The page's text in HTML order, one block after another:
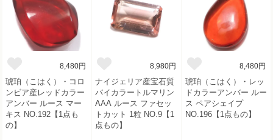
8,480円
琥珀（こはく）・コロ
ンビア産レッドカラー
アンバー ルース マー
キス NO.192【1点も
の】
8,980円
ナイジェリア産宝石質
バイカラートルマリン
AAA ルース ファセッ
トカット 1粒 NO.9【1
点もの】
8,480円
琥珀（こはく）・レッ
ドカラーアンバー ルー
ス ペアシェイプ
NO.196【1点もの】